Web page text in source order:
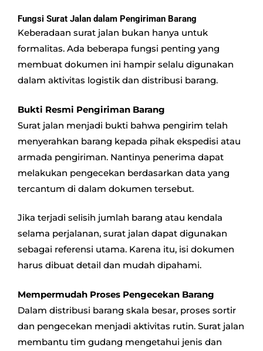
Fungsi Surat Jalan dalam Pengiriman Barang
Keberadaan surat jalan bukan hanya untuk
formalitas. Ada beberapa fungsi penting yang
membuat dokumen ini hampir selalu digunakan
dalam aktivitas logistik dan distribusi barang.
Bukti Resmi Pengiriman Barang
Surat jalan menjadi bukti bahwa pengirim telah
menyerahkan barang kepada pihak ekspedisi atau
armada pengiriman. Nantinya penerima dapat
melakukan pengecekan berdasarkan data yang
tercantum di dalam dokumen tersebut.
Jika terjadi selisih jumlah barang atau kendala
selama perjalanan, surat jalan dapat digunakan
sebagai referensi utama. Karena itu, isi dokumen
harus dibuat detail dan mudah dipahami.
Mempermudah Proses Pengecekan Barang
Dalam distribusi barang skala besar, proses sortir
dan pengecekan menjadi aktivitas rutin. Surat jalan
membantu tim gudang mengetahui jenis dan